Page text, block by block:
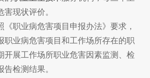
现状评价。
职业病危害项目申报办法》要求，
职业病危害项目和工作场所存在的职
开展工作场所职业危害因素监测、检
检测结果。